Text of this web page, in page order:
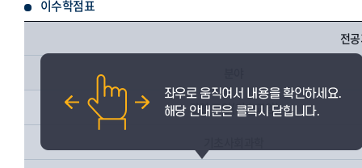
이수학점표
전
관련 교양(기초교양)